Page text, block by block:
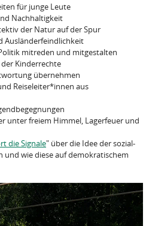
für junge Leute
Nachhaltigkeit
der Natur auf der Spur
Ausländerfeindlichkeit
mitreden und mitgestalten
Kinderrechte
übernehmen
Reiseleiter*innen aus
unter freiem Himmel, Lagerfeuer und
die Signale" über die Idee der sozial-
und wie diese auf demokratischem